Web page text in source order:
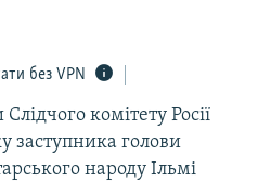
без VPN
комітету Росії
заступника голови
народу Ільмі